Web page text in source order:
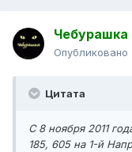
Чебурашка
Опубликовано
Цитата
С 8 ноября 2011
185, 605 на 1-й